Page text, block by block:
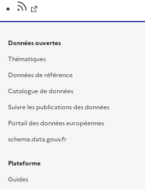
Données ouvertes
Thématiques
Données de référence
Catalogue de données
Suivre les publications des données
Portail des données européennes
schema.data.gouv.fr
Plateforme
Guides